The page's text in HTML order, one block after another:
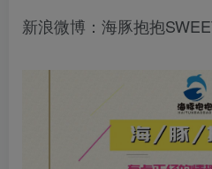
新浪微博：海豚抱抱